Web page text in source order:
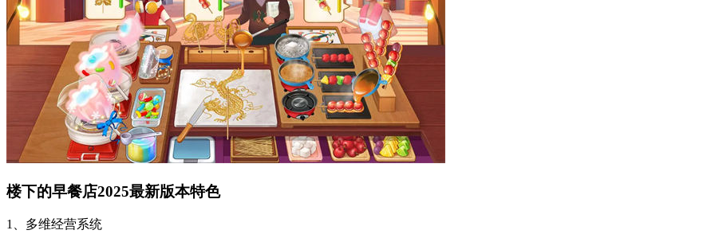
楼下的早餐店2025最新版本特色
1、多维经营系统